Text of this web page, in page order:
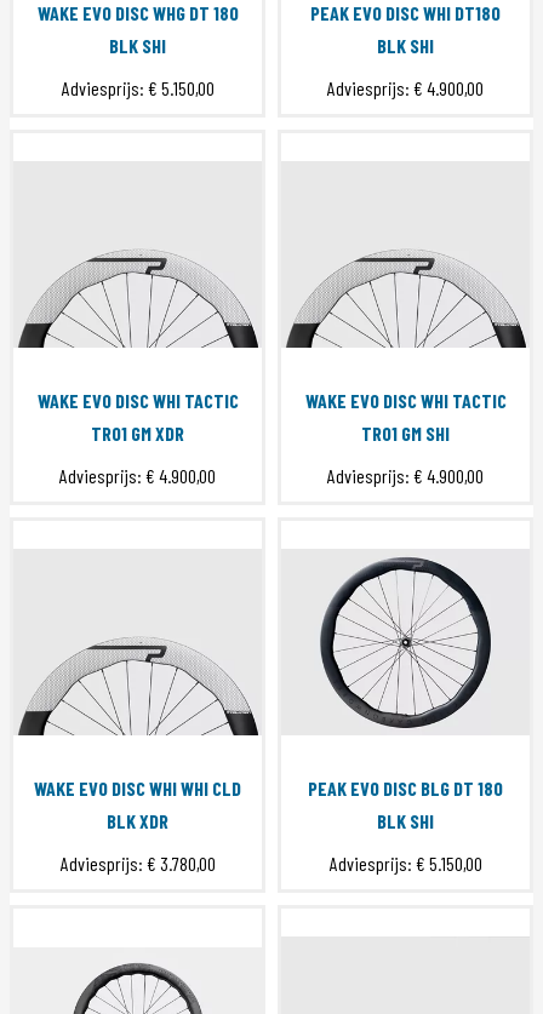
WAKE EVO DISC WHG DT 180
BLK SHI
Adviesprijs: € 5.150,00
PEAK EVO DISC WHI DT180
BLK SHI
Adviesprijs: € 4.900,00
WAKE EVO DISC WHI TACTIC
TR01 GM XDR
Adviesprijs: € 4.900,00
WAKE EVO DISC WHI TACTIC
TR01 GM SHI
Adviesprijs: € 4.900,00
WAKE EVO DISC WHI WHI CLD
BLK XDR
Adviesprijs: € 3.780,00
PEAK EVO DISC BLG DT 180
BLK SHI
Adviesprijs: € 5.150,00